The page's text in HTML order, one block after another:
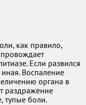
как правило,
Если развился
Воспаление
органа в
раздражение
тупые боли.